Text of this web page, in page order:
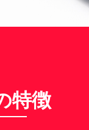
特徴